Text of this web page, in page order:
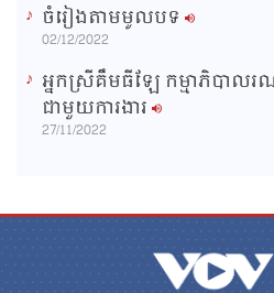
ចំរៀងតាមមូលបទ
02/12/2022
អ្នកស្រីគឹមធីឡែ កម្មាភិបាល
ជាមួយការងារ
27/11/2022